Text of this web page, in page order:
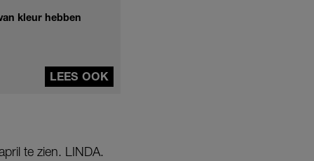
kleur hebben
LEES OOK
te zien. LINDA.